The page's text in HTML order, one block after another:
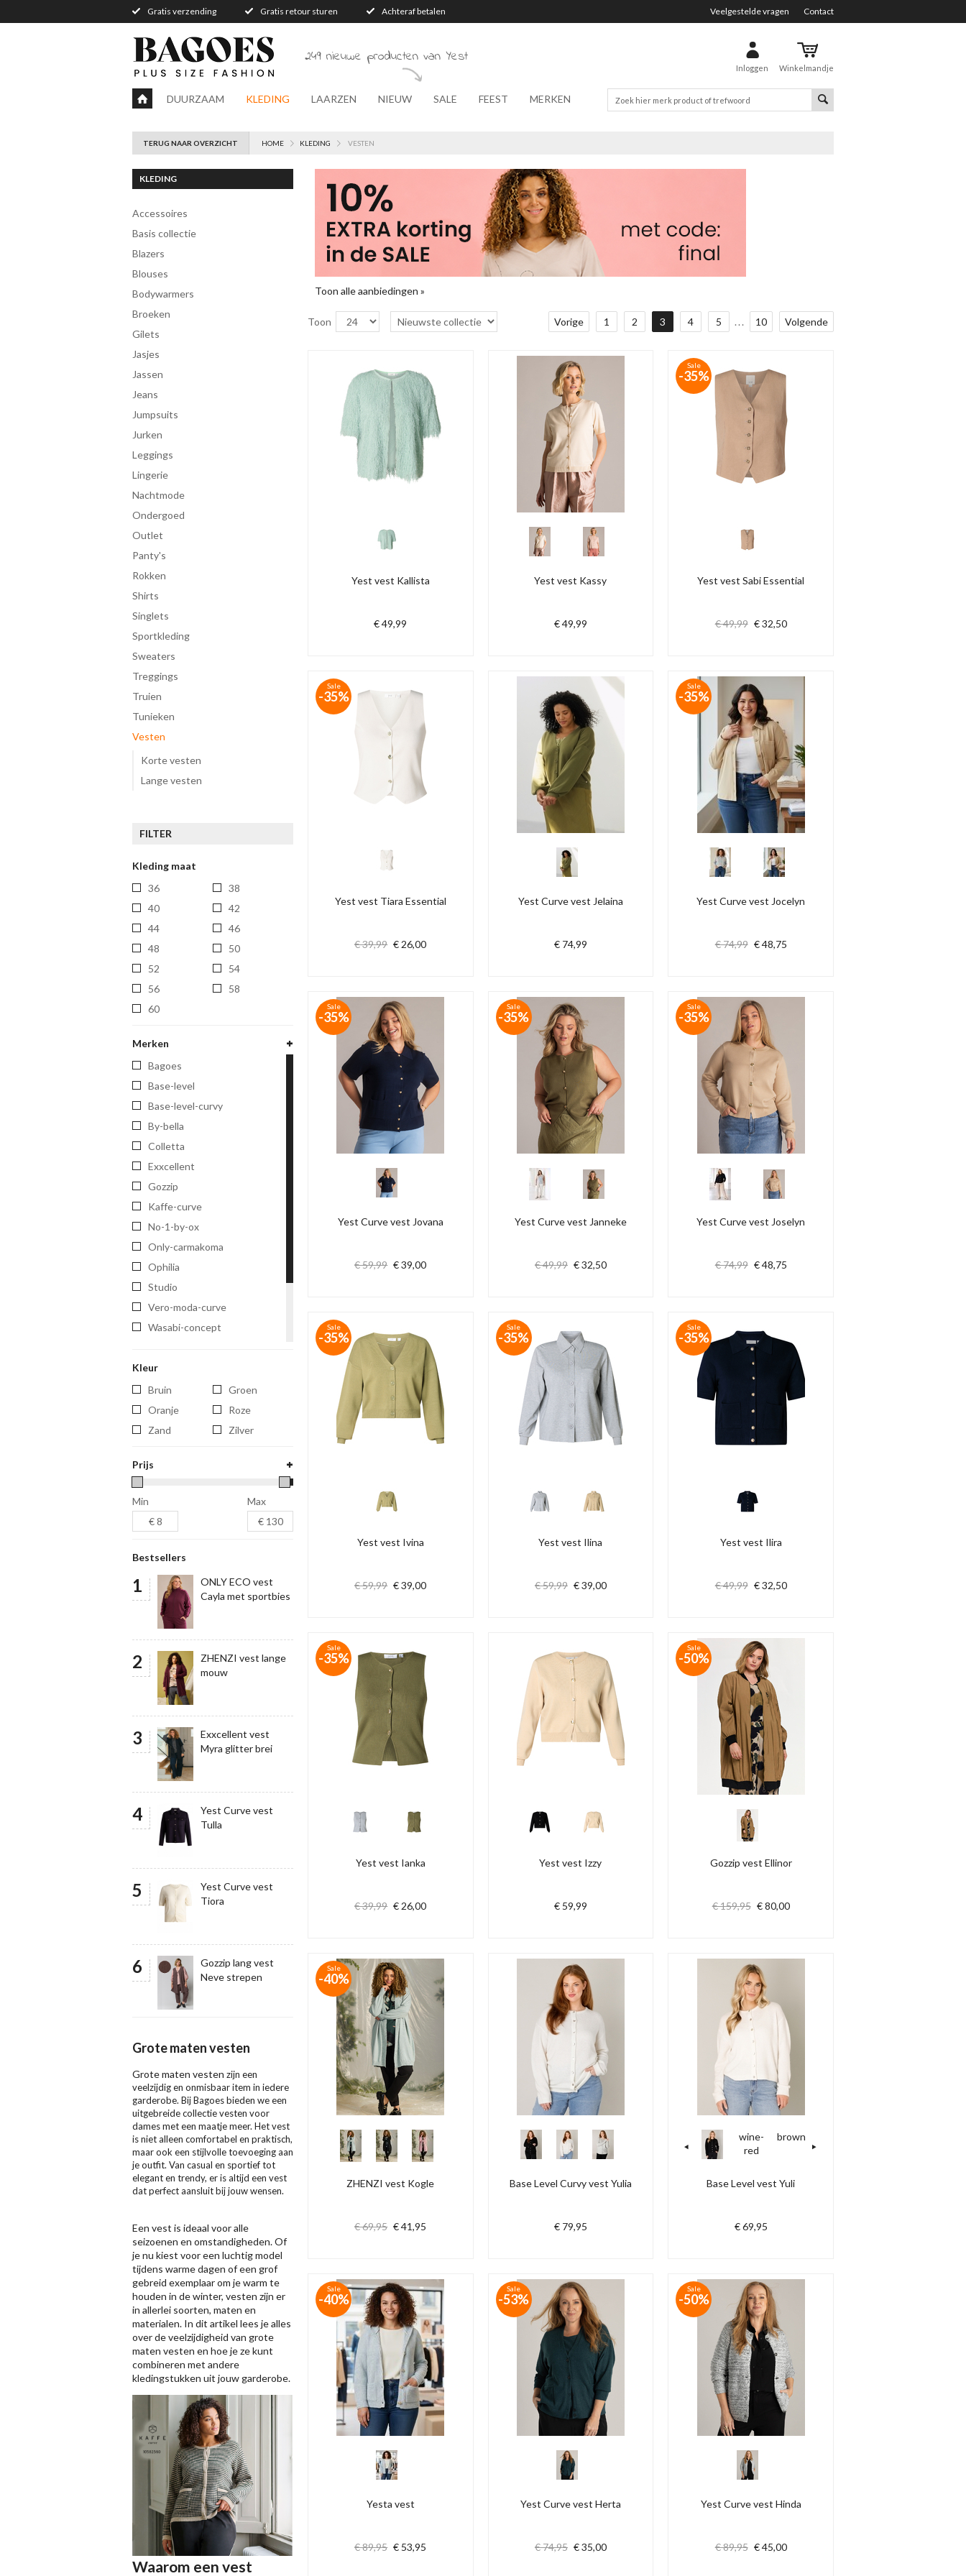
Gratis verzending Gratis retour sturen Achteraf betalen Veelgestelde vragen Contact
Inloggen Winkelmandje
249 nieuwe producten van Yest
DUURZAAM KLEDING LAARZEN NIEUW SALE FEEST MERKEN
TERUG NAAR OVERZICHT HOME KLEDING VESTEN
KLEDING
accessoires
Basis collectie
blazers
blouses
bodywarmers
broeken
gilets
jasjes
jassen
jeans
jumpsuits
jurken
leggings
lingerie
Nachtmode
ondergoed
Outlet
panty's
rokken
shirts
singlets
Sportkleding
sweaters
treggings
truien
tunieken
vesten
Korte vesten
Lange vesten
FILTER
Kleding maat
36
38
40
42
44
46
48
50
52
54
56
58
60
Merken
bagoes
base-level
base-level-curvy
by-bella
colletta
exxcellent
gozzip
kaffe-curve
no-1-by-ox
only-carmakoma
ophilia
studio
vero-moda-curve
wasabi-concept
yest-curve
yesta
zhenzi
Kleur
Bruin
Groen
Oranje
Roze
Zand
Zilver
Prijs
Min Max
Bestsellers
ONLY ECO vest
Cayla met sportbies
ZHENZI vest lange
mouw
Exxcellent vest
Myra glitter brei
Yest Curve vest
Tulla
Yest Curve vest
Tiora
Gozzip lang vest
Neve strepen
Toon alle aanbiedingen »
Toon Vorige 1 2 3 4 5 ... 10 Volgende
Yest vest Kallista
€ 49,99
Yest vest Kassy
€ 49,99
Yest vest Sabi Essential
€ 49,99 € 32,50
Sale
-35%
Yest vest Tiara Essential
€ 39,99 € 26,00
Sale
-35%
Yest Curve vest Jelaina
€ 74,99
Yest Curve vest Jocelyn
€ 74,99 € 48,75
Sale
-35%
Yest Curve vest Jovana
€ 59,99 € 39,00
Sale
-35%
Yest Curve vest Janneke
€ 49,99 € 32,50
Sale
-35%
Yest Curve vest Joselyn
€ 74,99 € 48,75
Sale
-35%
Yest vest Ivina
€ 59,99 € 39,00
Sale
-35%
Yest vest Ilina
€ 59,99 € 39,00
Sale
-35%
Yest vest Ilira
€ 49,99 € 32,50
Sale
-35%
Yest vest Ianka
€ 39,99 € 26,00
Sale
-35%
Yest vest Izzy
€ 59,99
Gozzip vest Ellinor
€ 159,95 € 80,00
Sale
-50%
ZHENZI vest Kogle
€ 69,95 € 41,95
Sale
-40%
Base Level Curvy vest Yulia
€ 79,95
wine-
red
brown
Base Level vest Yuli
€ 69,95
Yesta vest
€ 89,95 € 53,95
Sale
-40%
Yest Curve vest Herta
€ 74,95 € 35,00
Sale
-53%
Yest Curve vest Hinda
€ 89,95 € 45,00
Sale
-50%
Grote maten vesten
Grote maten vesten zijn een
veelzijdig en onmisbaar item in iedere
garderobe. Bij Bagoes bieden we een
uitgebreide collectie vesten voor
dames met een maatje meer. Het vest
is niet alleen comfortabel en praktisch,
maar ook een stijlvolle toevoeging aan
je outfit. Van casual en sportief tot
elegant en trendy, er is altijd een vest
dat perfect aansluit bij jouw wensen.
Een vest is ideaal voor alle
seizoenen en omstandigheden. Of
je nu kiest voor een luchtig model
tijdens warme dagen of een grof
gebreid exemplaar om je warm te
houden in de winter, vesten zijn er
in allerlei soorten, maten en
materialen. In dit artikel lees je alles
over de veelzijdigheid van grote
maten vesten en hoe je ze kunt
combineren met andere
kledingstukken uit jouw garderobe.
Waarom een vest